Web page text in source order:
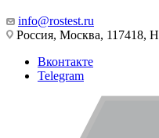
info@rostest.ru
Россия, Москва, 117418,
Вконтакте
Telegram